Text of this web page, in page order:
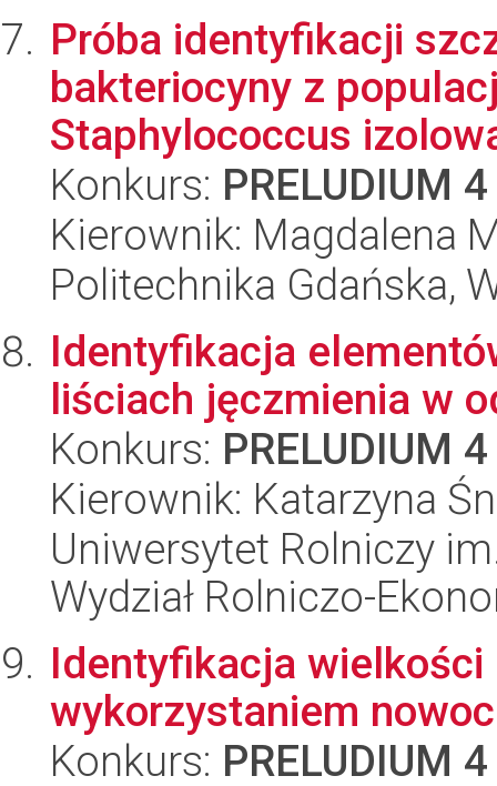
Próba identyfikacji
bakteriocyny z
Staphylococcus
Konkurs: PRELUDIUM 4
Kierownik: Magdalena
Politechnika Gdańska,
Identyfikacja
liściach jęczmienia w
Konkurs: PRELUDIUM 4
Kierownik: Katarzyna
Uniwersytet Rolniczy
Wydział Rolniczo-
Identyfikacja
wykorzystaniem
Konkurs: PRELUDIUM 4